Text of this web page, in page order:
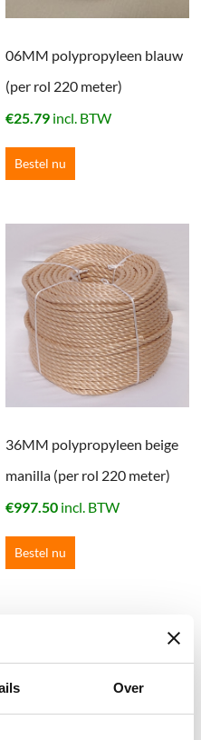
Over
06MM polypropyleen blauw
(per rol 220 meter)
€25.79 incl. BTW
Bestel nu
36MM polypropyleen beige
manilla (per rol 220 meter)
€997.50 incl. BTW
Bestel nu